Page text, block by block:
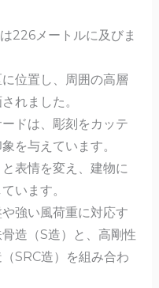
226メートルに及びま
位置し、周囲の高層
れました。
ドは、彫刻をカッテ
を与えています。
表情を変え、建物に
います。
強い風荷重に対応す
造（S造）と、高剛性
SRC造）を組み合わ